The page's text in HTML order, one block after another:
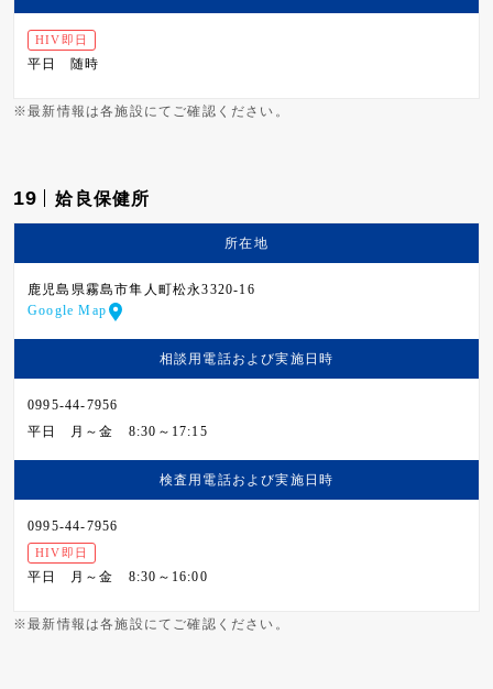
HIV即日
平日 随時
※最新情報は各施設にてご確認ください。
19 姶良保健所
所在地
鹿児島県霧島市隼人町松永3320-16
Google Map
相談用電話および実施日時
0995-44-7956
平日
月～金 8:30～17:15
検査用電話および実施日時
0995-44-7956
HIV即日
平日 月～金 8:30～16:00
※最新情報は各施設にてご確認ください。